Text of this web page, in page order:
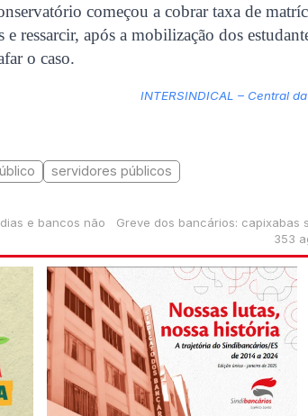
começou a cobrar taxa de
ressarcir, após a mobilização dos
o caso.
INTERSINDICAL – Central
servidores públicos
Greve dos bancários: capixabas
353
e bancos não